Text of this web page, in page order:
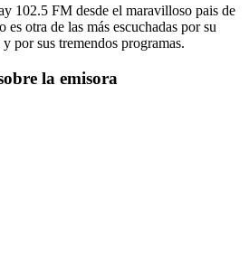
102.5 FM desde el maravilloso pais de
es otra de las más escuchadas por su
por sus tremendos programas.
la emisora